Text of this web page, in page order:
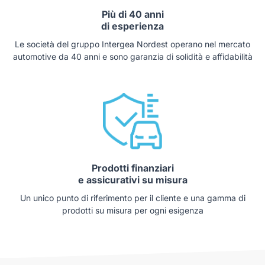
Più di 40 anni
di esperienza
Le società del gruppo Intergea Nordest operano nel mercato
automotive da 40 anni e sono garanzia di solidità e affidabilità
Prodotti finanziari
e assicurativi su misura
Un unico punto di riferimento per il cliente e una gamma di
prodotti su misura per ogni esigenza